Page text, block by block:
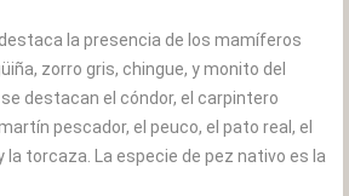
la presencia de los mamíferos
zorro gris, chingue, y monito del
destacan el cóndor, el carpintero
pescador, el peuco, el pato real, el
la torcaza. La especie de pez nativo es la